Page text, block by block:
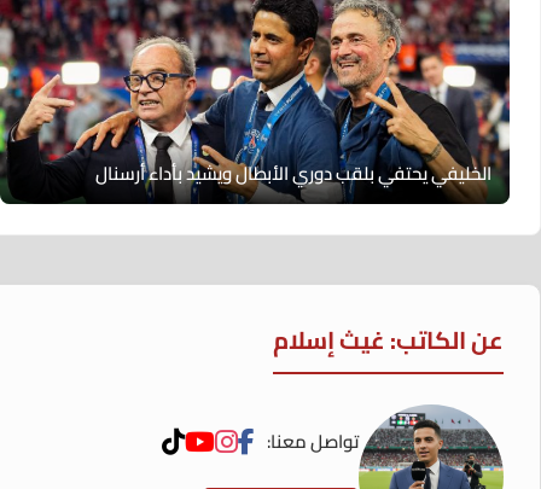
الخليفي يحتفي بلقب دوري الأبطال ويشيد بأداء أرسنال
عن الكاتب: غيث إسلام
تواصل معنا: